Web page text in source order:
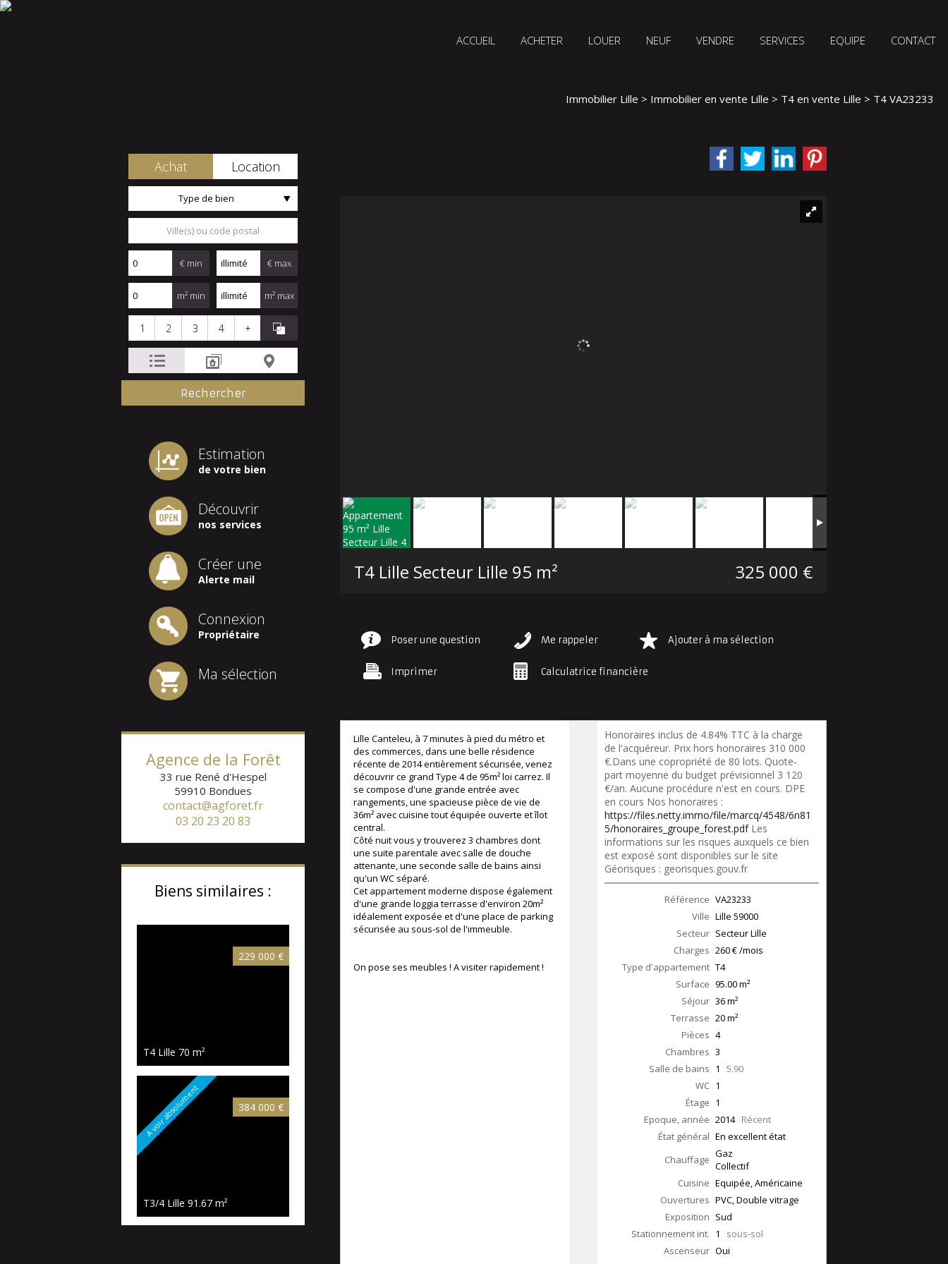
ACCUEIL ACHETER LOUER NEUF VENDRE SERVICES EQUIPE CONTACT
Immobilier Lille > Immobilier en vente Lille > T4 en vente Lille > T4 VA23233
Achat Location
Type de bien
€ min € max
m² min m² max
1 2 3 4 +
Estimation
de votre bien
Découvrir
nos services
Créer une
Alerte mail
Connexion
Propriétaire
Ma sélection
Agence de la Forêt
33 rue René d'Hespel
59910 Bondues
contact@agforet.fr
03 20 23 20 83
Biens similaires :
229 000 €
T4 Lille 70 m²
A voir absolument 384 000 €
T3/4 Lille 91.67 m²
T4 Lille Secteur Lille 95 m² 325 000 €
Poser une question Me rappeler Ajouter à ma sélection
Imprimer Calculatrice financière
Lille Canteleu, à 7 minutes à pied du métro et
des commerces, dans une belle résidence
récente de 2014 entièrement sécurisée, venez
découvrir ce grand Type 4 de 95m² loi carrez. Il
se compose d'une grande entrée avec
rangements, une spacieuse pièce de vie de
36m² avec cuisine tout équipée ouverte et îlot
central.
Côté nuit vous y trouverez 3 chambres dont
une suite parentale avec salle de douche
attenante, une seconde salle de bains ainsi
qu'un WC séparé.
Cet appartement moderne dispose également
d'une grande loggia terrasse d'environ 20m²
idéalement exposée et d'une place de parking
sécurisée au sous-sol de l'immeuble.
On pose ses meubles ! A visiter rapidement !
Honoraires inclus de 4.84% TTC à la charge
de l'acquéreur. Prix hors honoraires 310 000
€.Dans une copropriété de 80 lots. Quote-
part moyenne du budget prévisionnel 3 120
€/an. Aucune procédure n'est en cours. DPE
en cours Nos honoraires :
https://files.netty.immo/file/marcq/4548/6n81
5/honoraires_groupe_forest.pdfLes
informations sur les risques auxquels ce bien
est exposé sont disponibles sur le site
Géorisques : georisques.gouv.fr
Référence VA23233
Ville Lille 59000
Secteur Secteur Lille
Charges 260 € /mois
Type d'appartement T4
Surface 95.00m²
Séjour 36m²
Terrasse 20m²
Pièces 4
Chambres 3
Salle de bains 1 5.90
WC 1
Étage 1
Epoque, année 2014 Récent
État général En excellent état
Chauffage Gaz
Collectif
Cuisine Equipée, Américaine
Ouvertures PVC, Double vitrage
Exposition Sud
Stationnement int. 1 sous-sol
Ascenseur Oui